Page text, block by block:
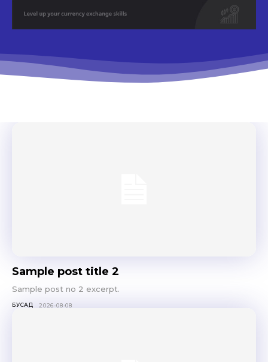
Sample post title 2
Sample post no 2 excerpt.
БУСАД 2026-08-08